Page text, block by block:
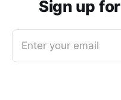
Sign up
Enter your email